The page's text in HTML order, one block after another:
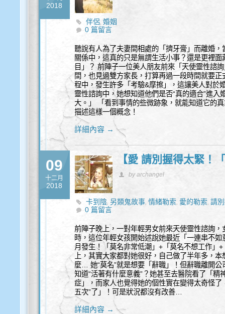
2018
伴侶,婚姻
0 篇留言
聽說有人為了夫妻間相處的「擠牙膏」而離婚
關係中，這真的只是無謂生活小事？還是更裡面
目」？ 前陣子一位美人朋友前來「天使靈性諮
間，也見過雙方家長，打算再過一段時間就要
程中，發生許多「考驗&摩擦」，這讓美人對於
靈性諮詢中，她想知道他們是否“真的適合”進
大。」 「看到事情的些微跡象，就能知道它的
描述這樣一個概念！
詳細內容 →
09
十二月
2018
【愛 請別握得太緊！
by archangel
卡到陰, 另類鬼故事,情緒勒索, 愛的勒索, 請
0 篇留言
前陣子晚上，一對年輕男女前來天使靈性諮詢
時，這位年輕女孩開始述說她最近「一連串不
月發生！「莫名非常低潮」+「莫名不想工作
上，其實大家都對她很好，自己做了半年多，
麼… 她“莫名”就是想要「辭職」！但辭職離開
知道“活著有什麼意義”？她甚至去醫院看了「
症」，而家人也覺得她的個性實在變得太奇怪
五次”了」！可是狀況都沒有改善…
詳細內容 →